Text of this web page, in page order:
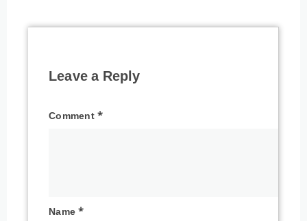
Leave a Reply
Comment*
Name*